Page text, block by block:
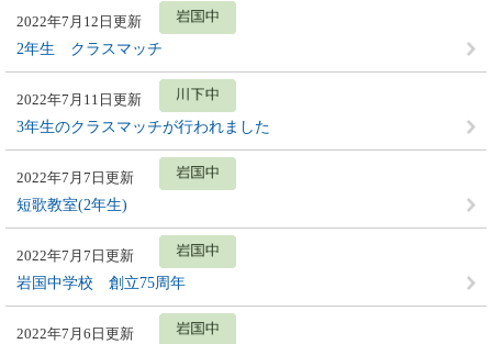
2022年7月12日更新
2年生 クラスマッチ
2022年7月11日更新
3年生のクラスマッチが行われました
2022年7月7日更新
短歌教室(2年生)
2022年7月7日更新
岩国中学校 創立75周年
2022年7月6日更新